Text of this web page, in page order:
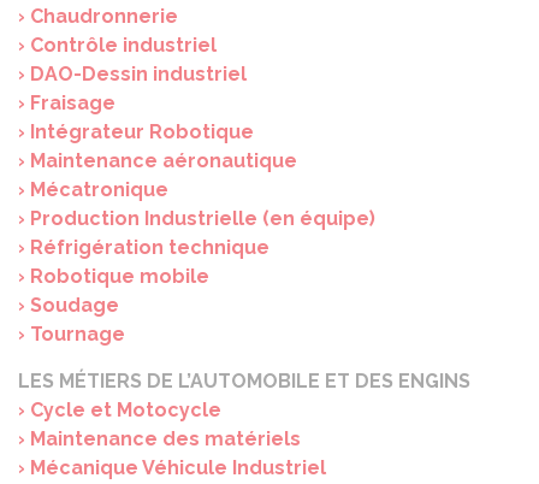
› Chaudronnerie
› Contrôle industriel
› DAO-Dessin industriel
› Fraisage
› Intégrateur Robotique
› Maintenance aéronautique
› Mécatronique
› Production Industrielle (en équipe)
› Réfrigération technique
› Robotique mobile
› Soudage
› Tournage
LES MÉTIERS DE L’AUTOMOBILE ET DES ENGINS
› Cycle et Motocycle
› Maintenance des matériels
› Mécanique Véhicule Industriel